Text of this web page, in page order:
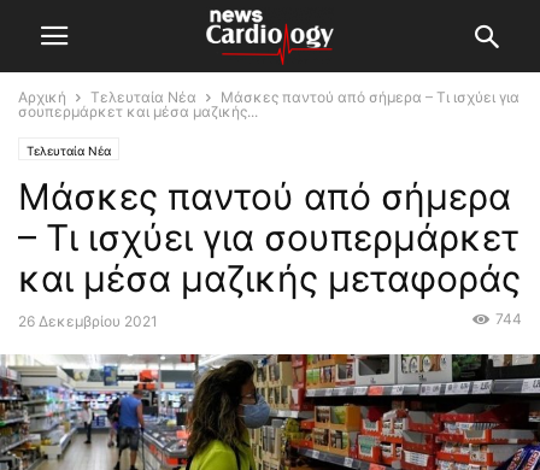
Αρχική Τελευταία Νέα
Μάσκες παντού από σήμερα – Τι ισχύει για
σουπερμάρκετ και μέσα μαζικής...
Τελευταία Νέα
Μάσκες παντού από σήμερα
– Τι ισχύει για σουπερμάρκετ
και μέσα μαζικής μεταφοράς
26 Δεκεμβρίου 2021 744